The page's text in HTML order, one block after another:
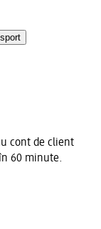
cont de client
60 minute.